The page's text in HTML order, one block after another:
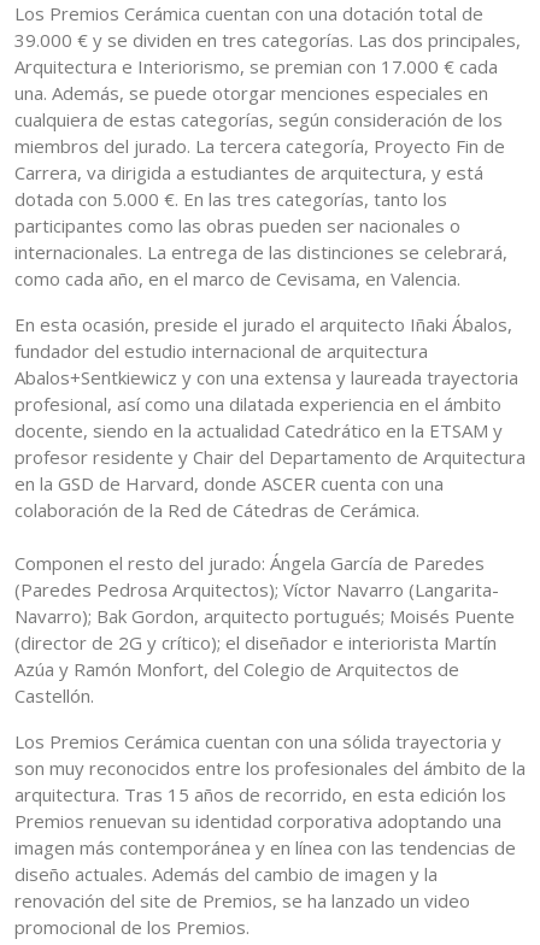
Los Premios Cerámica cuentan con una dotación total de
39.000 € y se dividen en tres categorías. Las dos principales,
Arquitectura e Interiorismo, se premian con 17.000 € cada
una. Además, se puede otorgar menciones especiales en
cualquiera de estas categorías, según consideración de los
miembros del jurado. La tercera categoría, Proyecto Fin de
Carrera, va dirigida a estudiantes de arquitectura, y está
dotada con 5.000 €. En las tres categorías, tanto los
participantes como las obras pueden ser nacionales o
internacionales. La entrega de las distinciones se celebrará,
como cada año, en el marco de Cevisama, en Valencia.
En esta ocasión, preside el jurado el arquitecto Iñaki Ábalos,
fundador del estudio internacional de arquitectura
Abalos+Sentkiewicz y con una extensa y laureada trayectoria
profesional, así como una dilatada experiencia en el ámbito
docente, siendo en la actualidad Catedrático en la ETSAM y
profesor residente y Chair del Departamento de Arquitectura
en la GSD de Harvard, donde ASCER cuenta con una
colaboración de la Red de Cátedras de Cerámica.
Componen el resto del jurado: Ángela García de Paredes
(Paredes Pedrosa Arquitectos); Víctor Navarro (Langarita-
Navarro); Bak Gordon, arquitecto portugués; Moisés Puente
(director de 2G y crítico); el diseñador e interiorista Martín
Azúa y Ramón Monfort, del Colegio de Arquitectos de
Castellón.
Los Premios Cerámica cuentan con una sólida trayectoria y
son muy reconocidos entre los profesionales del ámbito de la
arquitectura. Tras 15 años de recorrido, en esta edición los
Premios renuevan su identidad corporativa adoptando una
imagen más contemporánea y en línea con las tendencias de
diseño actuales. Además del cambio de imagen y la
renovación del site de Premios, se ha lanzado un video
promocional de los Premios.